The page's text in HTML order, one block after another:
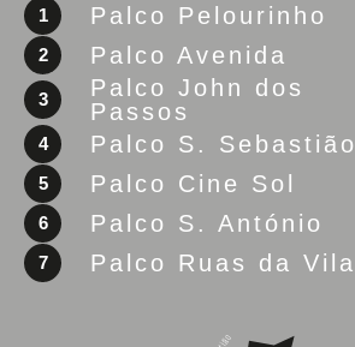
1 Palco Pelourinho
2 Palco Avenida
3
Palco John dos
Passos
4 Palco S. Sebastião
5 Palco Cine Sol
6 Palco S. António
7 Palco Ruas da Vila